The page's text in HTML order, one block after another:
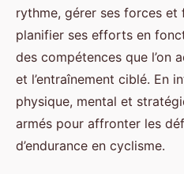
rythme, gérer ses forces et
planifier ses efforts en
des compétences que l’on
et l’entraînement ciblé. En
physique, mental et
armés pour affronter les
d’endurance en cyclisme.